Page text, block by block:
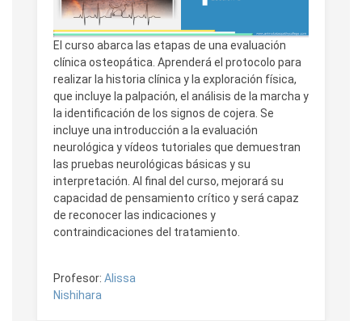
El curso abarca las etapas de una evaluación
clínica osteopática. Aprenderá el protocolo para
realizar la historia clínica y la exploración física,
que incluye la palpación, el análisis de la marcha y
la identificación de los signos de cojera. Se
incluye una introducción a la evaluación
neurológica y vídeos tutoriales que demuestran
las pruebas neurológicas básicas y su
interpretación. Al final del curso, mejorará su
capacidad de pensamiento crítico y será capaz
de reconocer las indicaciones y
contraindicaciones del tratamiento.
Profesor: Alissa
Nishihara